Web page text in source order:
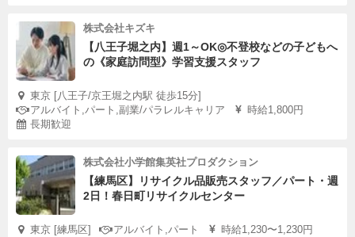
株式会社キズキ
【八王子堀之内】週1～OK◎不登校などの子どもへ
の《家庭訪問型》学習支援スタッフ
東京 [八王子/京王堀之内駅 徒歩15分]
アルバイト,パート,副業/パラレルキャリア
時給1,800円
長期歓迎
株式会社小学館集英社プロダクション
【練馬区】リサイクル品販売スタッフ／パート・週
2日！春日町リサイクルセンター
東京 [練馬区] アルバイト,パート
時給1,230〜1,230円